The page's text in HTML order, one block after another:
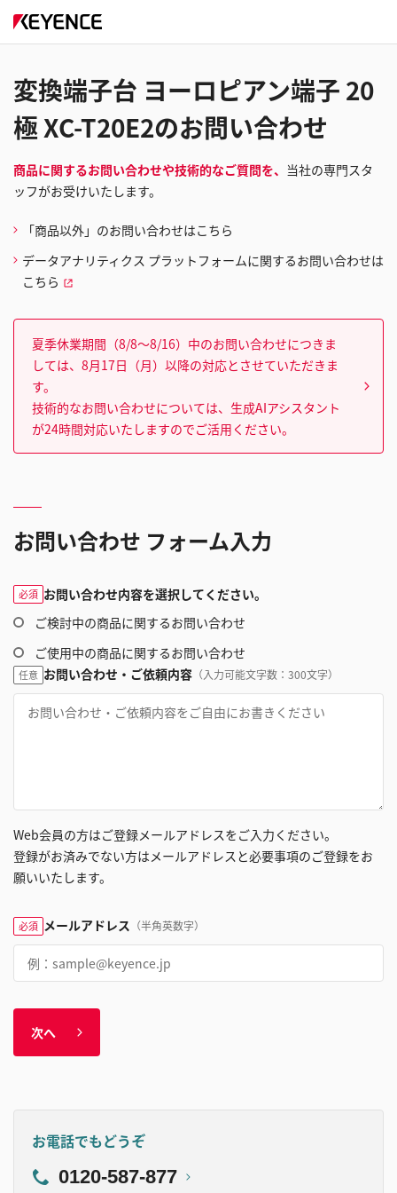
変換端子台 ヨーロピアン端子 20
極 XC-T20E2のお問い合わせ
商品に関するお問い合わせや技術的なご質問を、 当社の専門スタ
ッフがお受けいたします。
「商品以外」のお問い合わせはこちら
データアナリティクス プラットフォームに関するお問い合わせは
こちら
夏季休業期間（8/8～8/16）中のお問い合わせにつきま
しては、8月17日（月）以降の対応とさせていただきま
す。
技術的なお問い合わせについては、生成AIアシスタント
が24時間対応いたしますのでご活用ください。
お問い合わせ フォーム入力
必須 お問い合わせ内容を選択してください。
ご検討中の商品に関するお問い合わせ
ご使用中の商品に関するお問い合わせ
任意 お問い合わせ・ご依頼内容 （入力可能文字数：300文字）
Web会員の方はご登録メールアドレスをご入力ください。
登録がお済みでない方はメールアドレスと必要事項のご登録をお
願いいたします。
必須 メールアドレス （半角英数字）
次へ
お電話でもどうぞ
0120-587-877